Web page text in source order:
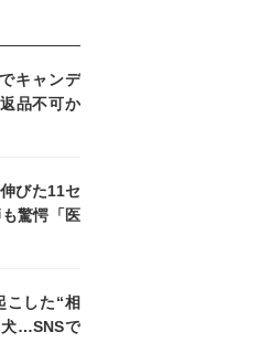
キャンデ
品不可か
びた11セ
驚愕「医
こした“相
…SNSで